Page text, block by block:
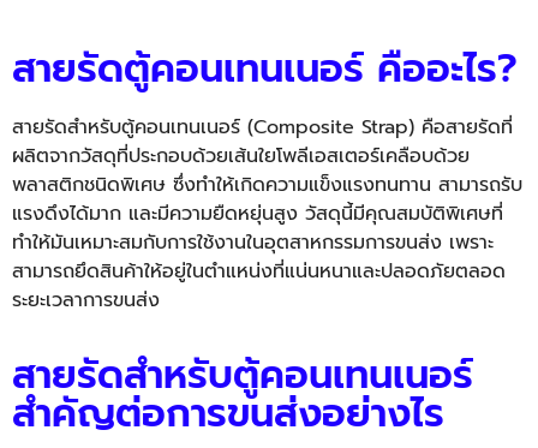
สายรัดตู้คอนเทนเนอร์ คืออะไร?
สายรัดสำหรับตู้คอนเทนเนอร์ (Composite Strap) คือสายรัดที่
ผลิตจากวัสดุที่ประกอบด้วยเส้นใยโพลีเอสเตอร์เคลือบด้วย
พลาสติกชนิดพิเศษ ซึ่งทำให้เกิดความแข็งแรงทนทาน สามารถรับ
แรงดึงได้มาก และมีความยืดหยุ่นสูง วัสดุนี้มีคุณสมบัติพิเศษที่
ทำให้มันเหมาะสมกับการใช้งานในอุตสาหกรรมการขนส่ง เพราะ
สามารถยึดสินค้าให้อยู่ในตำแหน่งที่แน่นหนาและปลอดภัยตลอด
ระยะเวลาการขนส่ง
สายรัดสำหรับตู้คอนเทนเนอร์
สำคัญต่อการขนส่งอย่างไร